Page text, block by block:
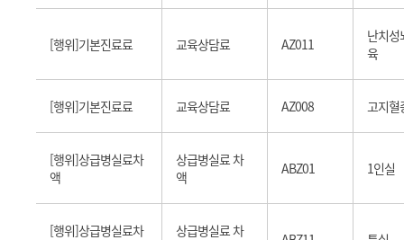
[행위]기본진료료 교육상담료 AZ011
난치성
육
[행위]기본진료료 교육상담료 AZ008 고지혈
[행위]상급병실료차
액
상급병실료 차
액
ABZ01 1인실
[행위]상급병실료차
상급병실료 차